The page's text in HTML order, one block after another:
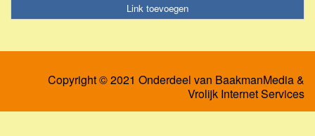
Link toevoegen
Copyright © 2021 Onderdeel van BaakmanMedia&
Vrolijk Internet Services